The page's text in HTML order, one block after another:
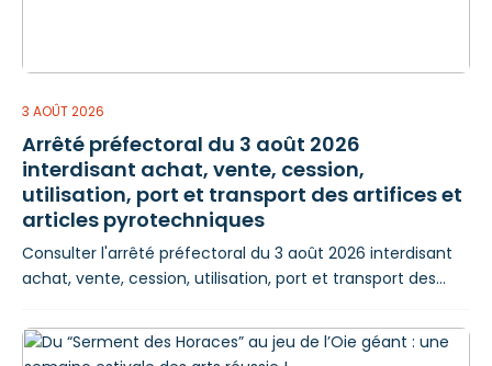
3 AOÛT 2026
Arrêté préfectoral du 3 août 2026
interdisant achat, vente, cession,
utilisation, port et transport des artifices et
articles pyrotechniques
Consulter l'arrêté préfectoral du 3 août 2026 interdisant
achat, vente, cession, utilisation, port et transport des
Pyrénées Arrêté préfectoral N° 65-2026-08-03-00001
Arrêté interdisant temporairement l'achat, la vente, la